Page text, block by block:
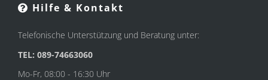
Hilfe & Kontakt
Telefonische Unterstützung und Beratung unter:
TEL: 089-74663060
Mo-Fr, 08:00 - 16:30 Uhr